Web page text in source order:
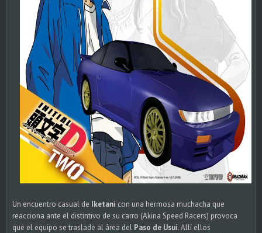
Un encuentro casual de Iketani con una hermosa muchacha que
reacciona ante el distintivo de su carro (Akina Speed Racers) provoca
que el equipo se traslade al área del Paso de Usui. Allí ellos